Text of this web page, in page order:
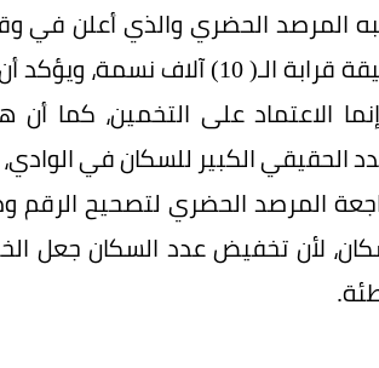
المرصد الحضري والذي أعلن في
الوادي هو 700 نسمة، بينما هم في الحقيقة
الاعتماد على التخمين، كما
الحقيقي الكبير للسكان في
المرصد الحضري لتصحيح الرقم
لأن تخفيض عدد السكان جعل